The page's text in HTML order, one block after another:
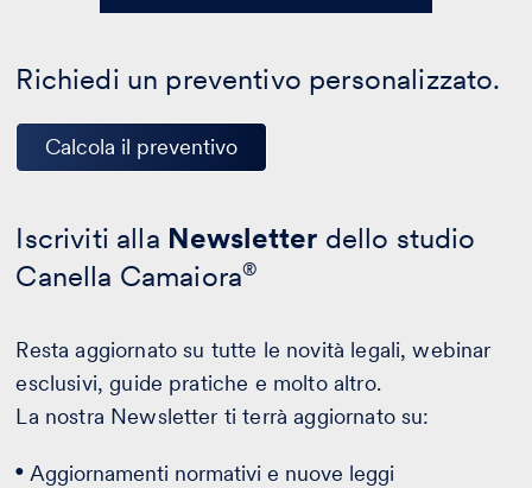
Richiedi un preventivo personalizzato.
Calcola il preventivo
Iscriviti alla Newsletter dello studio
Canella Camaiora®
Resta aggiornato su tutte le novità legali, webinar
esclusivi, guide pratiche e molto altro.
La nostra Newsletter ti terrà aggiornato su:
Aggiornamenti normativi e nuove leggi